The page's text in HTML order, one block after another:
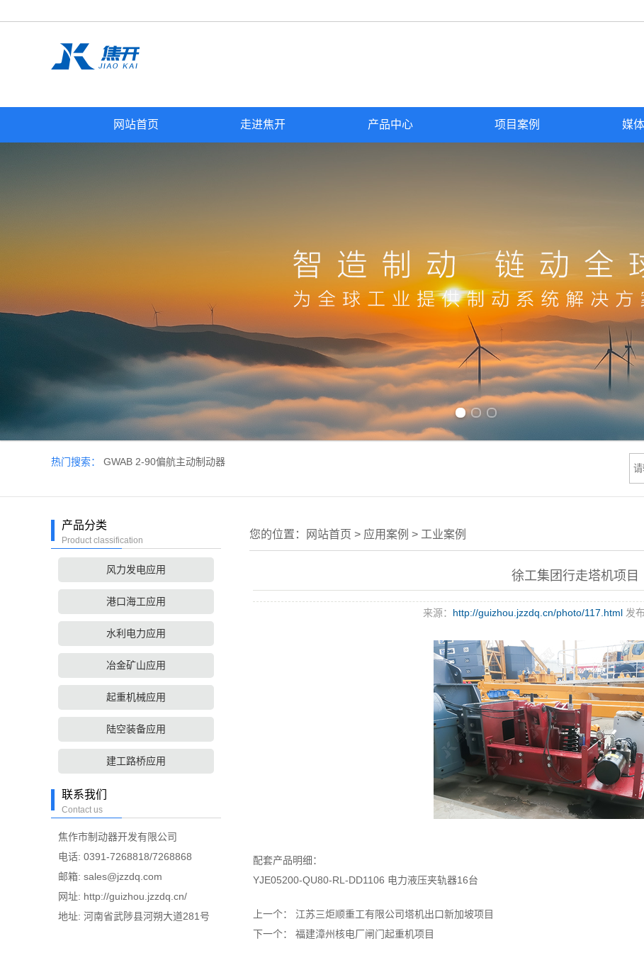
网站首页 走进焦开 产品中心 项目案例 媒
热门搜索： GWAB 2-90偏航主动制动器
产品分类
Product classification
风力发电应用
港口海工应用
水利电力应用
冶金矿山应用
起重机械应用
陆空装备应用
建工路桥应用
联系我们
Contact us
焦作市制动器开发有限公司
电话: 0391-7268818/7268868
邮箱: sales@jzzdq.com
网址: http://guizhou.jzzdq.cn/
地址: 河南省武陟县河朔大道281号
您的位置： 网站首页 > 应用案例 > 工业案例
徐工集团行走塔机项目
来源： http://guizhou.jzzdq.cn/photo/117.html 发
配套产品明细：
YJE05200-QU80-RL-DD1106 电力液压夹轨器16台
上一个：
江苏三炬顺重工有限公司塔机出口新加坡项目
下一个：
福建漳州核电厂闸门起重机项目